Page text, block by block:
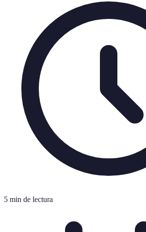
5 min de lectura